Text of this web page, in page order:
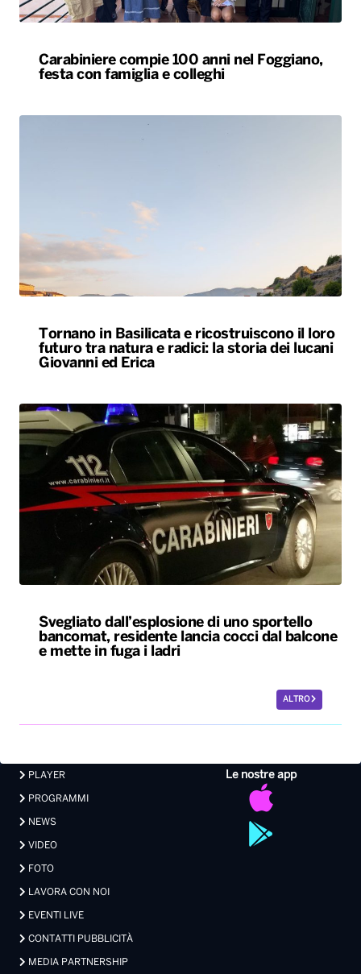
Carabiniere compie 100 anni nel Foggiano,
festa con famiglia e colleghi
Tornano in Basilicata e ricostruiscono il loro
futuro tra natura e radici: la storia dei lucani
Giovanni ed Erica
Svegliato dall’esplosione di uno sportello
bancomat, residente lancia cocci dal balcone
e mette in fuga i ladri
ALTRO
Le nostre app
PLAYER
PROGRAMMI
NEWS
VIDEO
FOTO
LAVORA CON NOI
EVENTI LIVE
CONTATTI PUBBLICITÀ
MEDIA PARTNERSHIP